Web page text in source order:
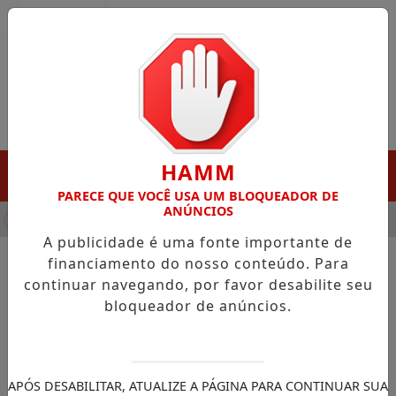
EM PORTO GRANDE COM ATUAÇÃO VOLTADA
NOTÍCIAS/POLÍTICOS EM FOCO
Com R$ 5,4 milhões
Favacho, Amapá ganha fôlego
HAMM
PARECE QUE VOCÊ USA UM BLOQUEADOR DE
ANÚNCIOS
A publicidade é uma fonte importante de
financiamento do nosso conteúdo. Para
continuar navegando, por favor desabilite seu
bloqueador de anúncios.
APÓS DESABILITAR, ATUALIZE A PÁGINA PARA CONTINUAR SUA